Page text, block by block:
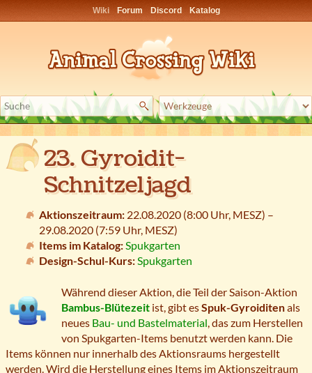
Wiki Forum Discord Katalog
23. Gyroidit-
Schnitzeljagd
Aktionszeitraum: 22.08.2020 (8:00 Uhr, MESZ) –
29.08.2020 (7:59 Uhr, MESZ)
Items im Katalog:Spukgarten
Design-Schul-Kurs:Spukgarten
Während dieser Aktion, die Teil der Saison-Aktion
Bambus-Blütezeit ist, gibt esSpuk-Gyroiditenals
neues Bau- und Bastelmaterial , das zum Herstellen
von Spukgarten-Items benutzt werden kann. Die
Items können nur innerhalb des Aktionsraums hergestellt
werden. Wird die Herstellung eines Items im Aktionszeitraum